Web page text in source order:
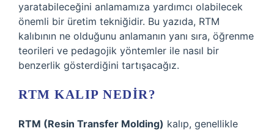
yaratabileceğini anlamamıza yardımcı olabilecek
önemli bir üretim tekniğidir. Bu yazıda, RTM
kalıbının ne olduğunu anlamanın yanı sıra, öğrenme
teorileri ve pedagojik yöntemler ile nasıl bir
benzerlik gösterdiğini tartışacağız.
RTM KALIP NEDIR?
RTM (Resin Transfer Molding) kalıp, genellikle